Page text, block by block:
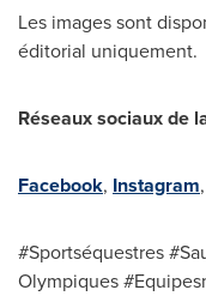
Les images sont
éditorial uniquement.
Réseaux sociaux de
Facebook, Instagram,
#Sportséquestres
Olympiques